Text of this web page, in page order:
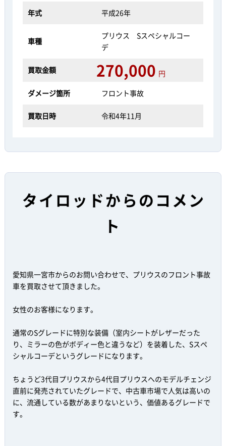
年式 平成26年
車種
プリウス Sスペシャルコー
デ
買取金額 270,000 円
ダメージ箇所
フロント事故
買取日時 令和4年11月
タイロッドからのコメン
ト
愛知県一宮市からのお問い合わせで、プリウスのフロント事故
車を買取させて頂きました。
女性のお客様になります。
通常のSグレードに特別な装備（室内シートがレザーだった
り、ミラーの色がボディー色と違うなど）を装着した、Sスペ
シャルコーデというグレードになります。
ちょうど3代目プリウスから4代目プリウスへのモデルチェンジ
直前に発売されていたグレードで、中古車市場で人気は高いの
に、流通している数があまりないという、価値あるグレードで
す。